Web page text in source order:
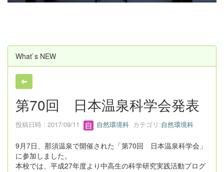
What`s NEW
第70回 日本温泉科学会発表
投稿日時 : 2017/09/11 自然環境科 カテゴリ:自然環境科
9月7日、那須温泉で開催された「第70回 日本温泉科学会」
に参加しました。
本校では、平成27年度より中高生の科学研究実践活動プログ